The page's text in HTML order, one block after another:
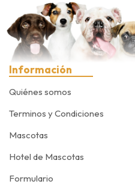
Información
Quiénes somos
Terminos y Condiciones
Mascotas
Hotel de Mascotas
Formulario